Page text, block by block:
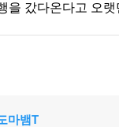
을 갔다온다고 오
마뱀T